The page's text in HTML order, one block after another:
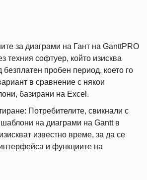
за диаграми на Гант на GanttPRO
техния софтуер, който изисква
пробен период, което го
в сравнение с някои
базирани на Excel.
Потребителите, свикнали с
на диаграми на Gantt в
известно време, за да се
и функциите на